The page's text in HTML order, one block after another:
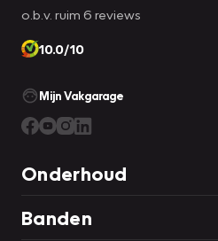
o.b.v. ruim 6 reviews
10.0/10
Mijn Vakgarage
Onderhoud
Banden